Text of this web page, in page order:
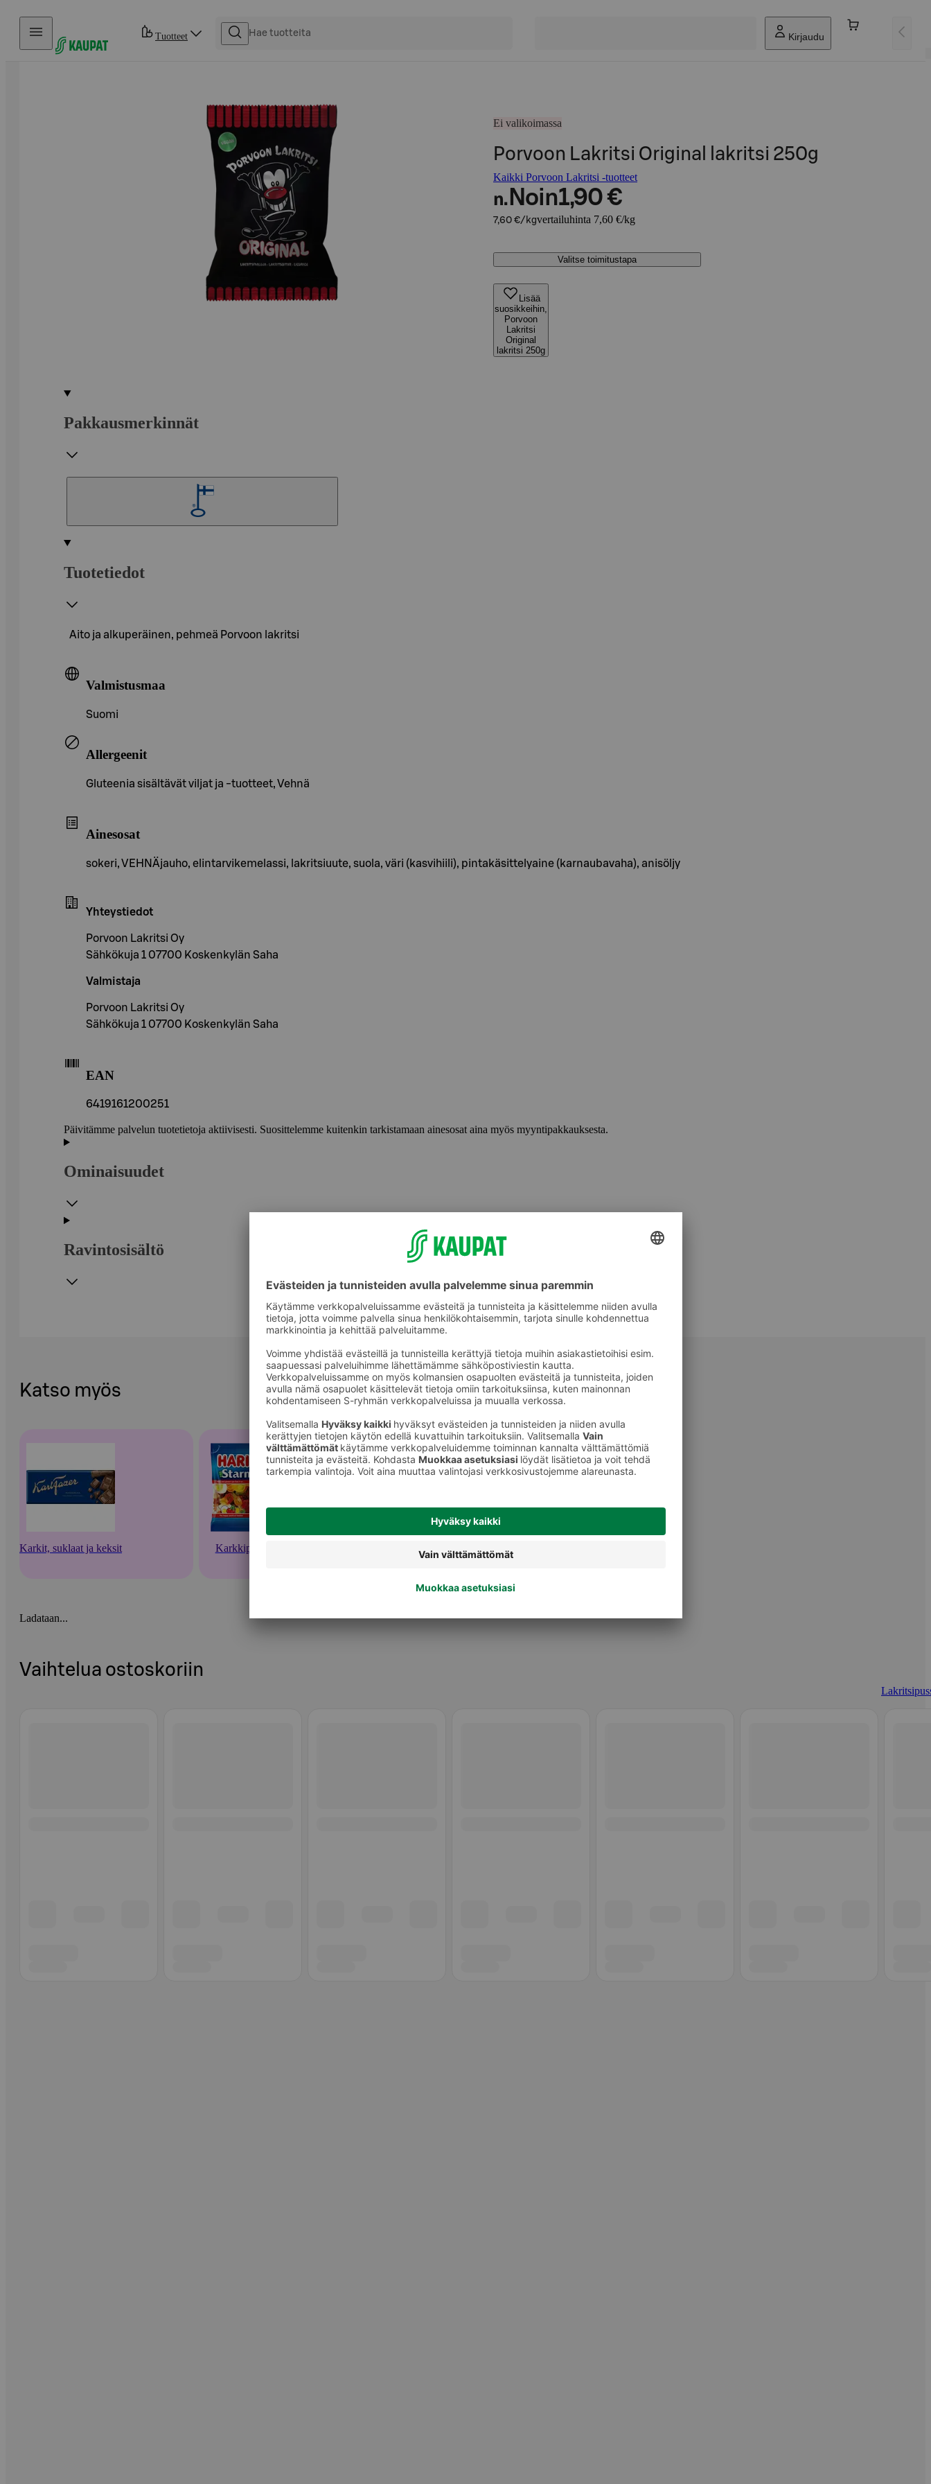
Hyppää sisältöön
Tuotteet Kirjaudu
Ei valikoimassa
Porvoon Lakritsi Original lakritsi 250g
Kaikki Porvoon Lakritsi -tuotteet
n. Noin1,90 €
7,60 €/kgvertailuhinta 7,60 €/kg
Valitse toimitustapa
Lisää
suosikkeihin,
Porvoon
Lakritsi
Original
lakritsi 250g
Pakkausmerkinnät
Tuotetiedot
Aito ja alkuperäinen, pehmeä Porvoon lakritsi
Valmistusmaa
Suomi
Allergeenit
Gluteenia sisältävät viljat ja -tuotteet, Vehnä
Ainesosat
sokeri, VEHNÄjauho, elintarvikemelassi, lakritsiuute, suola, väri (kasvihiili), pintakäsittelyaine (karnaubavaha), anisöljy
Yhteystiedot
Porvoon Lakritsi Oy
Sähkökuja 1 07700 Koskenkylän Saha
Valmistaja
Porvoon Lakritsi Oy
Sähkökuja 1 07700 Koskenkylän Saha
EAN
6419161200251
Päivitämme palvelun tuotetietoja aktiivisesti. Suosittelemme kuitenkin tarkistamaan ainesosat aina myös myyntipakkauksesta.
Ominaisuudet
Ravintosisältö
Katso myös
Karkit, suklaat ja keksit Karkkipussit Lakritsipussit
Ladataan...
Vaihtelua ostoskoriin